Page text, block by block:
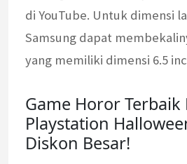
di YouTube. Untuk dimensi
Samsung dapat
yang memiliki dimensi 6.5
Game Horor Terbaik
Playstation
Diskon Besar!